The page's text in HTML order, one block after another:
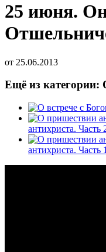
25 июня.
от 25.06.2013
Ещё из категории:
антихриста. Часть
антихриста. Часть 1